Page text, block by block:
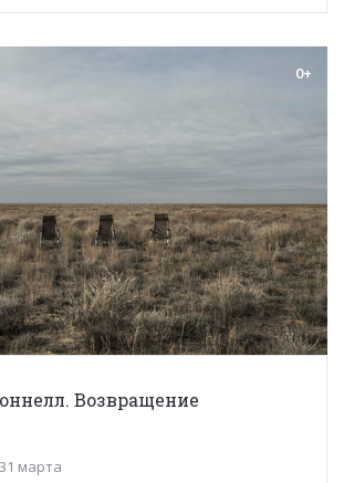
0+
Возвращение
марта